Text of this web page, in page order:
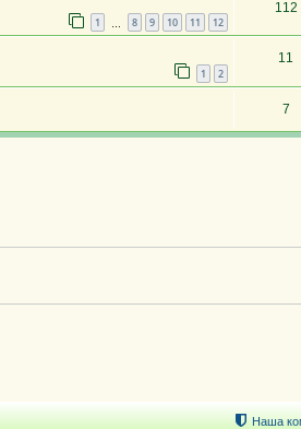
1 8 9 10 11 12
112
1 2
11
7
Наша